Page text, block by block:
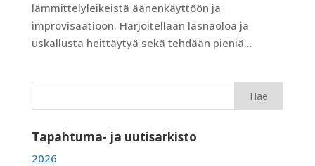
lämmittelyleikeistä äänenkäyttöön ja
improvisaatioon. Harjoitellaan läsnäoloa ja
uskallusta heittäytyä sekä tehdään pieniä...
Tapahtuma- ja uutisarkisto
2026